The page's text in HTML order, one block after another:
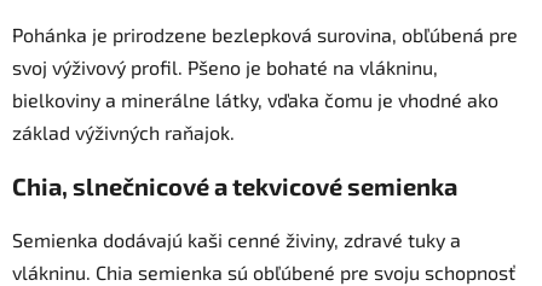
Pohánka je prirodzene bezlepková surovina, obľúbená pre
svoj výživový profil. Pšeno je bohaté na vlákninu,
bielkoviny a minerálne látky, vďaka čomu je vhodné ako
základ výživných raňajok.
Chia, slnečnicové a tekvicové semienka
Semienka dodávajú kaši cenné živiny, zdravé tuky a
vlákninu. Chia semienka sú obľúbené pre svoju schopnosť